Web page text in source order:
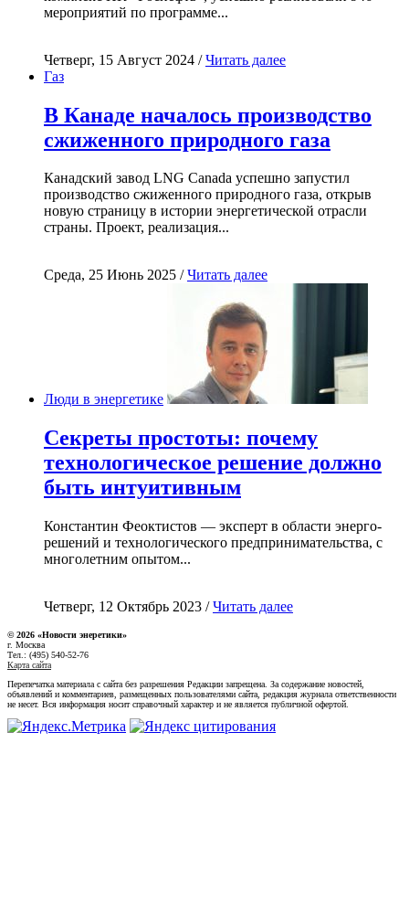
мероприятий по программе...
Четверг, 15 Август 2024 /Читать далее
Газ
В Канаде началось производство
сжиженного природного газа
Канадский завод LNG Canada успешно запустил
производство сжиженного природного газа, открыв
новую страницу в истории энергетической отрасли
страны. Проект, реализация...
Среда, 25 Июнь 2025 /Читать далее
Люди в энергетике
Секреты простоты: почему
технологическое решение должно
быть интуитивным
Константин Феоктистов — эксперт в области энерго-
решений и технологического предпринимательства, с
многолетним опытом...
Четверг, 12 Октябрь 2023 /Читать далее
© 2026 «Новости энеретики»
г. Москва
Тел.: (495) 540-52-76
Карта сайта
Перепечатка материала с сайта без разрешения Редакции запрещена. За содержание новостей,
объявлений и комментариев, размещенных пользователями сайта, редакция журнала ответственности
не несет. Вся информация носит справочный характер и не является публичной офертой.